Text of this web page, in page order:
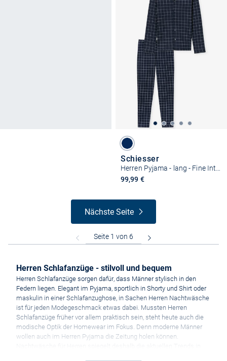
Schiesser
99,99 €
Nächste Seite
Herren Schlafanzüge - stilvoll und bequem
Herren Schlafanzüge sorgen dafür, dass Männer stylisch in den
Federn liegen. Elegant im Pyjama, sportlich in Shorty und Shirt oder
maskulin in einer Schlafanzughose, in Sachen Herren Nachtwäsche
ist für jeden Modegeschmack etwas dabei. Mussten Herren
Schlafanzüge früher vor allem praktisch sein, steht heute auch die
modische Optik der Homewear im Fokus. Denn moderne Männer
wollen auch im Herren Pyjama die Zeitung holen können.